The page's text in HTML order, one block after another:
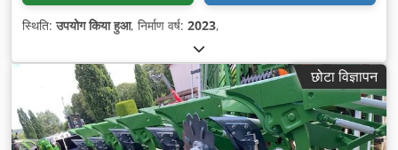
स्थिति:उपयोग किया हुआ, निर्माण वर्ष: 2023,
छोटा विज्ञापन